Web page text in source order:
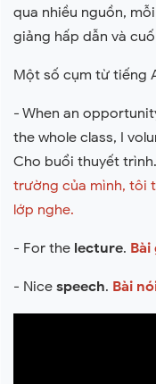
qua nhiều nguồn,
giảng hấp dẫn và
Một số cụm từ tiếng
- When an
the whole class, I
Cho buổi thuyết trình.
trường của mình, tôi
lớp nghe.
- For the lecture. Bài
- Nice speech. Bài